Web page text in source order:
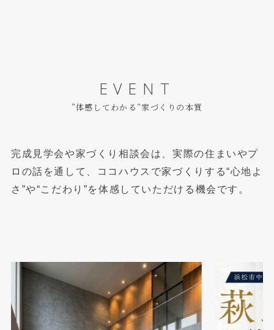
EVENT
”体感してわかる”家づくりの本質
完成見学会や家づくり相談会は、実際の住まいやプ
ロの話を通して、
ココハウスで家づくりする“心地よ
さ”や“こだわり”を体感していただける機会です。